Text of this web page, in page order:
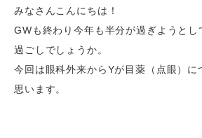
みなさんこんにちは！
GWも終わり今年も半分が過ぎようと
過ごしでしょうか。
今回は眼科外来からYが目薬（点眼）に
思います。